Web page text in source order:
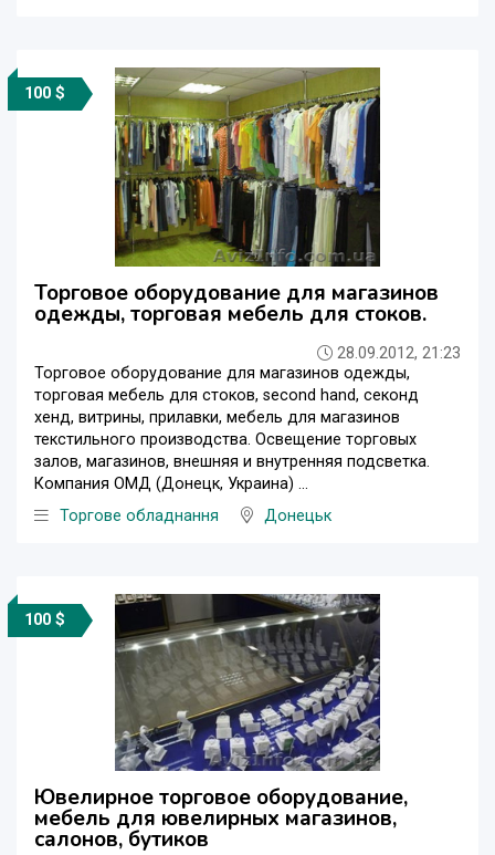
100 $
Торговое оборудование для магазинов
одежды, торговая мебель для стоков.
28.09.2012, 21:23
Торговое оборудование для магазинов одежды,
торговая мебель для стоков, second hand, секонд
хенд, витрины, прилавки, мебель для магазинов
текстильного производства. Освещение торговых
залов, магазинов, внешняя и внутренняя подсветка.
Компания ОМД (Донецк, Украина) ...
Торгове обладнання
Донецьк
100 $
Ювелирное торговое оборудование,
мебель для ювелирных магазинов,
салонов, бутиков